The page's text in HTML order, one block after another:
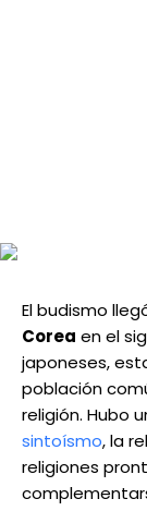
El budismo
Corea en el
japoneses,
población
religión. Hubo
sintoísmo, la
religiones